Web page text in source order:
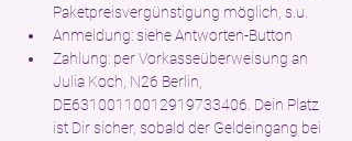
Paketpreisvergünstigung möglich, s.u.
Anmeldung: siehe Antworten-Button
Zahlung: per Vorkasseüberweisung an
Julia Koch, N26 Berlin,
DE63100110012919733406. Dein Platz
ist Dir sicher, sobald der Geldeingang bei